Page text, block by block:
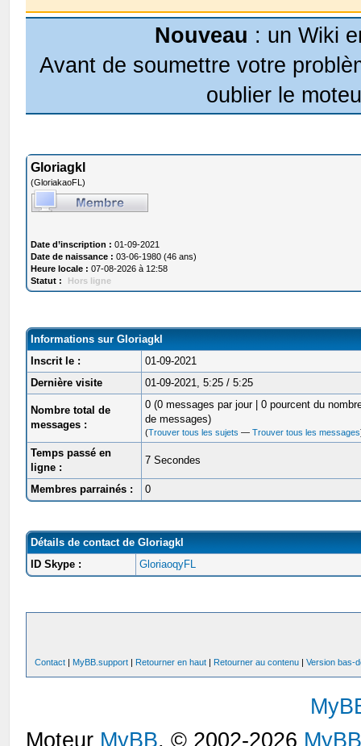
Nouveau : un Wiki
Avant de soumettre votre
oublier le
Gloriagkl
(GloriakaoFL)
Date d’inscription : 01-09-2021
Date de naissance : 03-06-1980 (46 ans)
Heure locale : 07-08-2026 à 12:58
Statut :
Hors ligne
Informations sur Gloriagkl
Inscrit le :
01-09-2021
Dernière visite
01-09-2021, 5:25 / 5:25
Nombre total de
messages :
0 (0 messages par jour | 0 pourcent du
de messages)
(Trouver tous les sujets —Trouver tous les messages
Temps passé en
ligne :
7 Secondes
Membres parrainés : 0
Détails de contact de Gloriagkl
ID Skype :
GloriaoqyFL
Contact | MyBB.support | Retourner en haut | Retourner au contenu |Version bas-
Moteur MyBB, © 2002-2026